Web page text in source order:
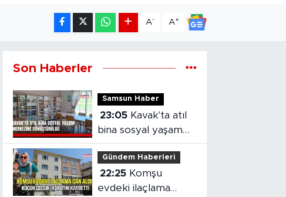
A- A+
Son Haberler
Samsun Haber
23:05
bina sosyal yaşam
merkezine
dönüştürüldü
Gündem Haberleri
22:25
evdeki ilaçlama